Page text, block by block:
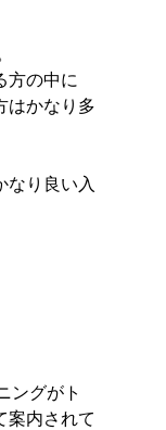
方の中に
はかなり多
なり良い入
ングがト
案内されて